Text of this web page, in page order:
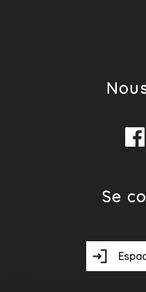
Se